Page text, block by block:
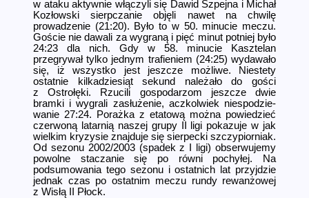
w ataku aktywnie włączyli się Dawid Szpejna i Michał
Kozłowski sierpczanie objęli nawet na chwilę
prowadzenie (21:20). Było to w 50. minucie meczu.
Goście nie dawali za wygraną i pięć minut potniej było
24:23 dla nich. Gdy w 58. minucie Kasztelan
przegrywał tylko jednym trafieniem (24:25) wydawało
się, iż wszystko jest jeszcze możliwe. Niestety
ostatnie kilkadziesiąt sekund należało do gości
z Ostrołęki. Rzucili gospodarzom jeszcze dwie
bramki i wygrali zasłużenie, aczkolwiek niespodzie­
wanie 27:24. Porażka z etatową można powiedzieć
czerwoną latarnią naszej grupy II ligi pokazuje w jak
wielkim kryzysie znajduje się sierpecki szczypiorniak.
Od sezonu 2002/2003 (spadek z I ligi) obserwujemy
powolne staczanie się po równi pochyłej. Na
podsumowania tego sezonu i ostatnich lat przyjdzie
jednak czas po ostatnim meczu rundy rewanżowej
z Wisłą II Płock.